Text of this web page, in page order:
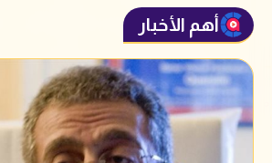
أهم الأخبار